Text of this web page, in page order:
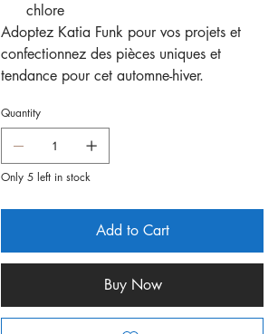
chlore
Adoptez Katia Funk pour vos projets et
confectionnez des pièces uniques et
tendance pour cet automne-hiver.
Quantity
Only 5 left in stock
Add to Cart
Buy Now